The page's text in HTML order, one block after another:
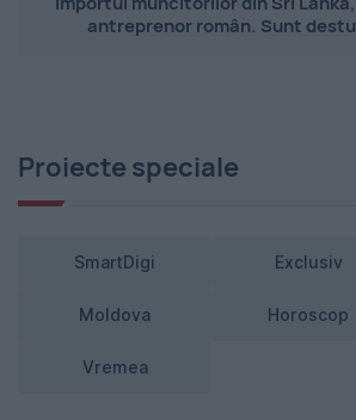
antreprenor român. Sunt
Proiecte speciale
SmartDigi Exclusiv
Moldova Horoscop
Vremea